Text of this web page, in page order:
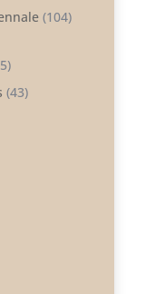
(104)
(43)